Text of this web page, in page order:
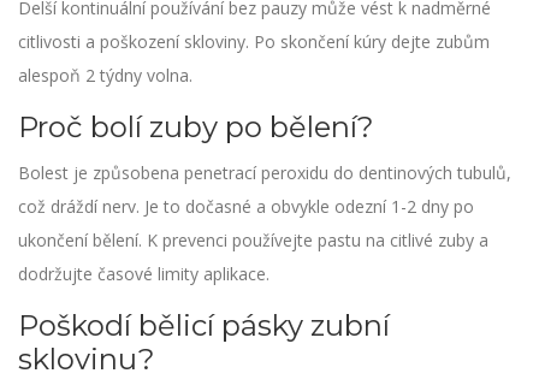
Delší kontinuální používání bez pauzy může vést k nadměrné
citlivosti a poškození skloviny. Po skončení kúry dejte zubům
alespoň 2 týdny volna.
Proč bolí zuby po bělení?
Bolest je způsobena penetrací peroxidu do dentinových tubulů,
což dráždí nerv. Je to dočasné a obvykle odezní 1-2 dny po
ukončení bělení. K prevenci používejte pastu na citlivé zuby a
dodržujte časové limity aplikace.
Poškodí bělicí pásky zubní
sklovinu?